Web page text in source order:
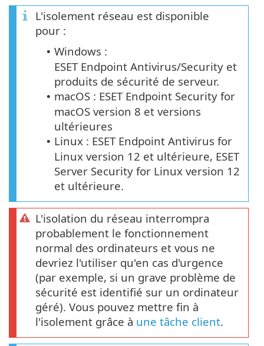
L'isolement réseau est disponible
pour :
• Windows :
ESET Endpoint Antivirus/Security et
produits de sécurité de serveur.
• macOS : ESET Endpoint Security for
macOS version 8 et versions
ultérieures
• Linux : ESET Endpoint Antivirus for
Linux version 12 et ultérieure, ESET
Server Security for Linux version 12
et ultérieure.
L'isolation du réseau interrompra
probablement le fonctionnement
normal des ordinateurs et vous ne
devriez l'utiliser qu'en cas d'urgence
(par exemple, si un grave problème de
sécurité est identifié sur un ordinateur
géré). Vous pouvez mettre fin à
l'isolement grâce à une tâche client.